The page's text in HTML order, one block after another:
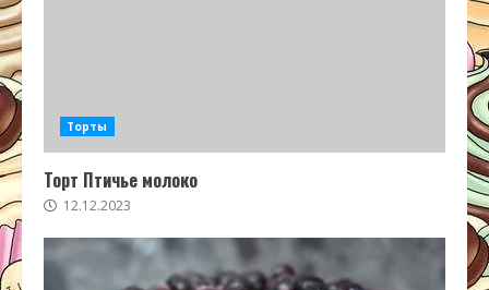
Торты
Торт Птичье молоко
12.12.2023